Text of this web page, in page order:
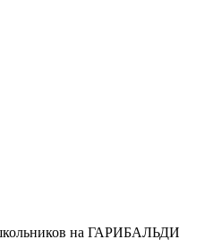
на ГАРИБАЛЬДИ